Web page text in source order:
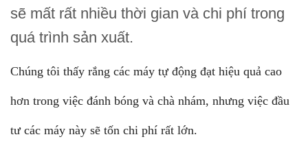
sẽ mất rất nhiều thời gian và chi phí trong
quá trình sản xuất.
Chúng tôi thấy rắng các máy tự động đạt hiệu quả cao
hơn trong việc đánh bóng và chà nhám, nhưng việc đầu
tư các máy này sẽ tốn chi phí rất lớn.